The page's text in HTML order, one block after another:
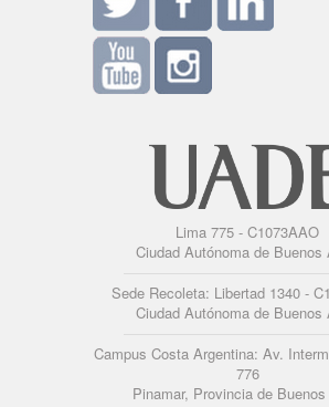
Lima 775 - C1073AAO
Ciudad Autónoma de Buenos
Sede Recoleta: Libertad 1340 -
Ciudad Autónoma de Buenos
Campus Costa Argentina: Av.
776
Pinamar, Provincia de